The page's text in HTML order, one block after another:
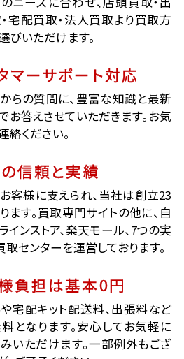
宅配買取・法人買取より買取方
びいただけます。
マーサポート対応
らの質問に、豊富な知識と最新
お答えさせていただきます。お気
絡ください。
信頼と実績
客様に支えられ、当社は創立23
ます。買取専門サイトの他に、自
インストア、楽天モール、7つの実
取センターを運営しております。
負担は基本0円
宅配キット配送料、出張料など
となります。安心してお気軽に
いただけます。一部例外もござ